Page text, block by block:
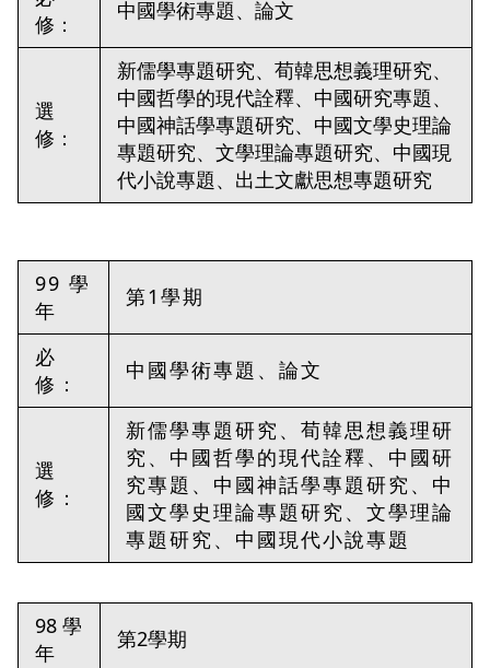
修：
中國學術專題、論文
選
修：
新儒學專題研究、荀韓思想義理研究、
中國哲學的現代詮釋、中國研究專題、
中國神話學專題研究、中國文學史理論
專題研究、文學理論專題研究、中國現
代小說專題、出土文獻思想專題研究
99 學
年
第1學期
必
修：
中國學術專題、論文
選
修：
新儒學專題研究、荀韓思想義理研
究、中國哲學的現代詮釋、中國研
究專題、中國神話學專題研究、中
國文學史理論專題研究、文學理論
專題研究、中國現代小說專題
98 學
年
第2學期